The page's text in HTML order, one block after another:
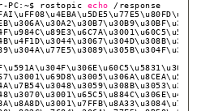
PC:~$ rostopic echo
/response